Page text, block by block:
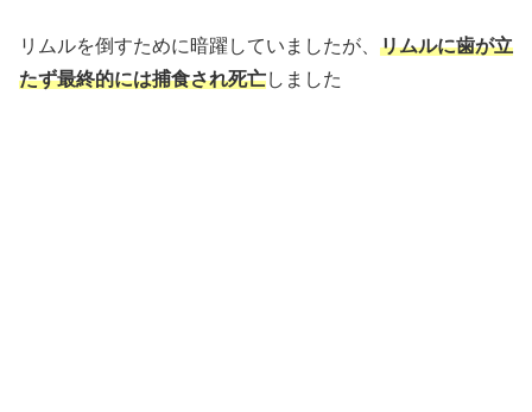
リムルを倒すために暗躍していましたが、 リムルに歯が立
たず最終的には捕食され死亡しました